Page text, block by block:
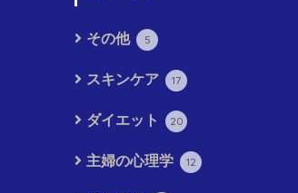
その他 5
スキンケア 17
ダイエット 20
主婦の心理学 12